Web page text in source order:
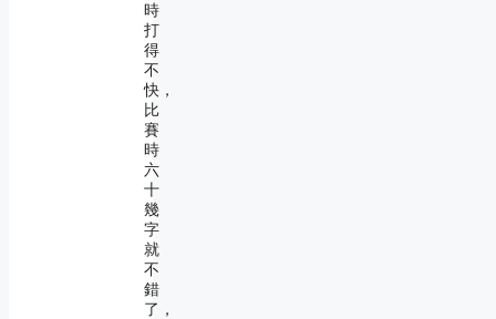
時
打
得
不
快，
比
賽
時
六
十
幾
字
就
不
錯
了，